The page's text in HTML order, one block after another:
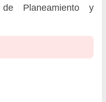
Planeamiento y